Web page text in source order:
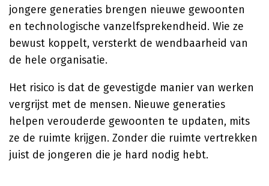
jongere generaties brengen nieuwe gewoonten
en technologische vanzelfsprekendheid. Wie ze
bewust koppelt, versterkt de wendbaarheid van
de hele organisatie.
Het risico is dat de gevestigde manier van werken
vergrijst met de mensen. Nieuwe generaties
helpen verouderde gewoonten te updaten, mits
ze de ruimte krijgen. Zonder die ruimte vertrekken
juist de jongeren die je hard nodig hebt.